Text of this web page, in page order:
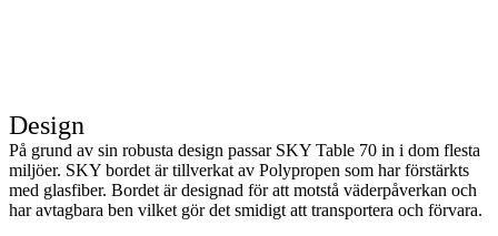
Design
På grund av sin robusta design passar SKY Table 70 in i dom flesta
miljöer. SKY bordet är tillverkat av Polypropen som har förstärkts
med glasfiber. Bordet är designad för att motstå väderpåverkan och
har avtagbara ben vilket gör det smidigt att transportera och förvara.